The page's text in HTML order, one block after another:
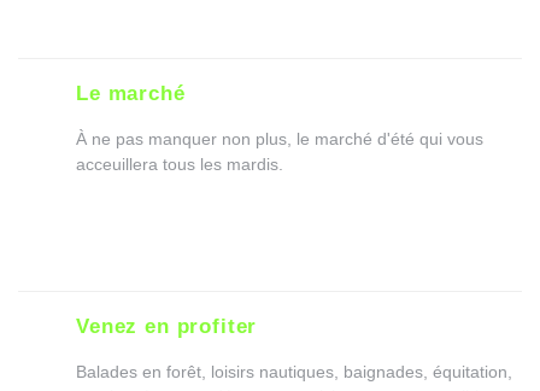
Le marché
À ne pas manquer non plus, le marché d'été qui vous
acceuillera tous les mardis.
Venez en profiter
Balades en forêt, loisirs nautiques, baignades, équitation,